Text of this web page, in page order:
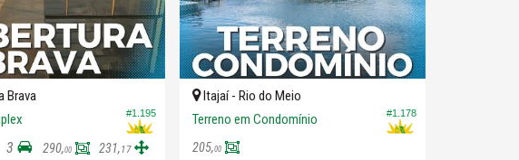
#1.195
Brava
3 290,00 231,17
#1.178
Itajaí - Rio do Meio
Terreno em Condomínio
205,00